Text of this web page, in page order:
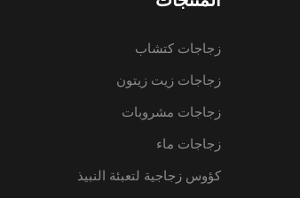
زجاجات كتشاب
زجاجات زيت زيتون
زجاجات مشروبات
زجاجات ماء
كؤوس زجاجية لتعبئة النبيذ